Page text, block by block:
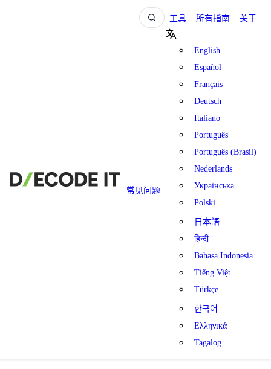
工具 所有指南 关于
常见问题
English
Español
Français
Deutsch
Italiano
Português
Português (Brasil)
Nederlands
Українська
Polski
日本語
हिन्दी
Bahasa Indonesia
Tiếng Việt
Türkçe
한국어
Ελληνικά
Tagalog